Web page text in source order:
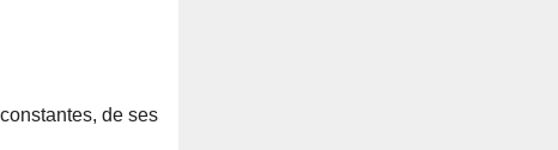
de ses